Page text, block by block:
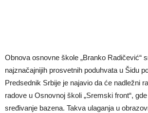
Obnova osnovne škole „Branko Radičević“
najznačajnijih prosvetnih poduhvata u Šidu
Predsednik Srbije je najavio da će nadležni
radove u Osnovnoj školi „Sremski front“,
sređivanje bazena. Takva ulaganja u